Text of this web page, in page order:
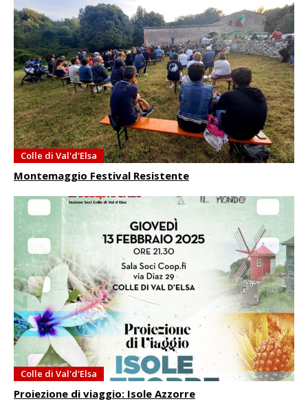
Colle di Val'd'Elsa
Montemaggio Festival Resistente
Colle di Val'd'Elsa
Proiezione di viaggio: Isole Azzorre